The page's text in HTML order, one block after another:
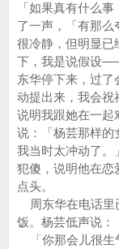
「如果真有什么
了一声，「有那么
很冷静，但明显已
下，我是说假设
东华停下来，过了
动提出来，我会祝
说明我跟她在一起
说：「杨芸那样的
我当时太冲动了。
犯傻，说明他在恋
点头。
周东华在电话里
饭。杨芸低声说：
「你那会儿很生